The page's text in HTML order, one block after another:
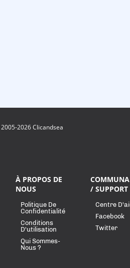
2026 Clicandsea
À PROPOS DE
NOUS
Politique De
Confidentialité
Conditions
D'utilisation
Qui Sommes-
Nous ?
/ SUPPORT
Centre
Facebook
Twitter